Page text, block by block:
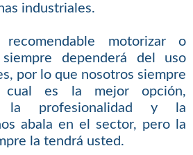
industriales.
motorizar o
dependerá del uso
por lo que nosotros siempre
cual es la mejor opción,
la profesionalidad y la
abala en el sector, pero la
la tendrá usted.